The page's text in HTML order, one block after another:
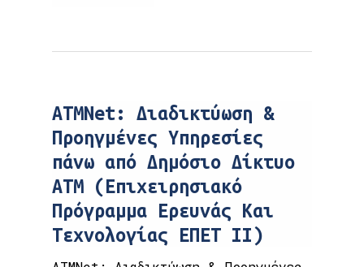
ATMNet: Διαδικτύωση &
Προηγμένες Υπηρεσίες
πάνω από Δημόσιο Δίκτυο
ΑΤΜ (Επιχειρησιακό
Πρόγραμμα Ερευνάς Και
Τεχνολογίας ΕΠΕΤ ΙΙ)